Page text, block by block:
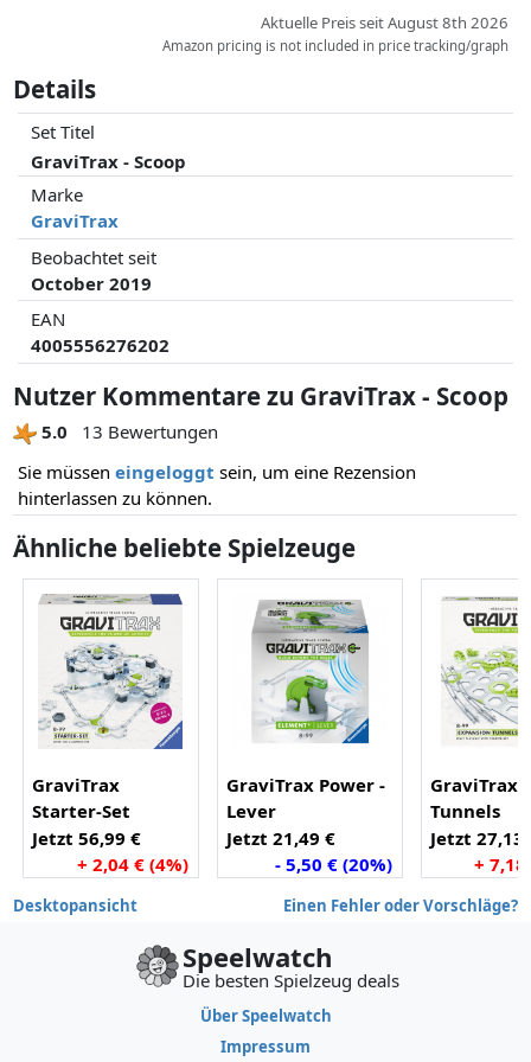
Aktuelle Preis seit August 8th 2026
Amazon pricing is not included in price tracking/graph
Details
Set Titel
GraviTrax - Scoop
Marke
GraviTrax
Beobachtet seit
October 2019
EAN
4005556276202
Nutzer Kommentare zu GraviTrax - Scoop
5.0
13 Bewertungen
Sie müssen eingeloggt sein, um eine Rezension
hinterlassen zu können.
Ähnliche beliebte Spielzeuge
GraviTrax
Starter-Set
Jetzt 56,99 €
+ 2,04 € (4%)
GraviTrax Power -
Lever
Jetzt 21,49 €
- 5,50 € (20%)
GraviTrax -
Tunnels
Jetzt 27,13
+
Desktopansicht Einen Fehler oder Vorschläge?
Speelwatch
Die besten Spielzeug deals
Über Speelwatch
Impressum